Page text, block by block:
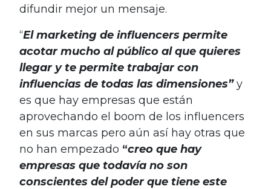
difundir mejor un mensaje.
“El marketing de influencers permite
acotar mucho al público al que quieres
llegar y te permite trabajar con
influencias de todas las dimensiones” y
es que hay empresas que están
aprovechando el boom de los influencers
en sus marcas pero aún así hay otras que
no han empezado “creo que hay
empresas que todavía no son
conscientes del poder que tiene este